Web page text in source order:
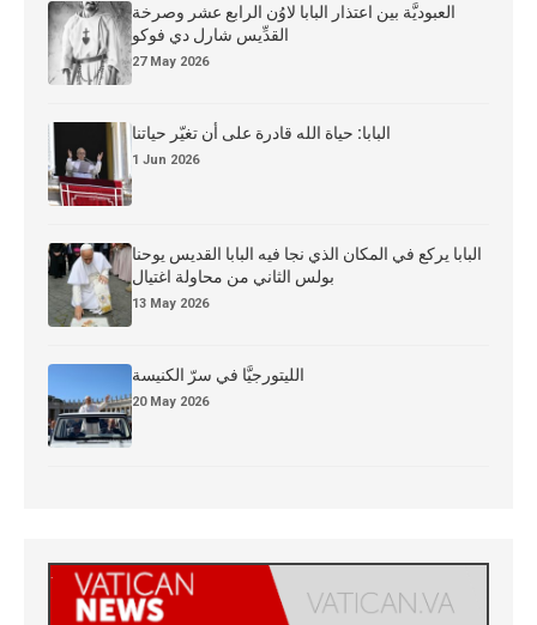
العبوديَّة بين اعتذار البابا لاوُن الرابع عشر وصرخة
القدِّيس شارل دي فوكو
27 May 2026
البابا: حياة الله قادرة على أن تغيّر حياتنا
1 Jun 2026
البابا يركع في المكان الذي نجا فيه البابا القديس يوحنا
بولس الثاني من محاولة اغتيال
13 May 2026
الليتورجيَّا في سرّ الكنيسة
20 May 2026